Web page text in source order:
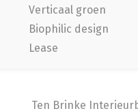
Verticaal groen
Biophilic design
Lease
Ten Brinke